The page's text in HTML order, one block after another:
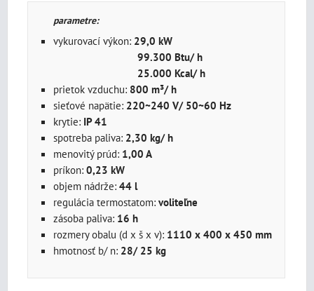
parametre:
vykurovací výkon: 29,0 kW
99.300 Btu/ h
25.000 Kcal/ h
prietok vzduchu: 800 m³/ h
sieťové napätie: 220~240 V/ 50~60 Hz
krytie: IP 41
spotreba paliva: 2,30 kg/ h
menovitý prúd: 1,00 A
príkon: 0,23 kW
objem nádrže: 44 l
regulácia termostatom: voliteľne
zásoba paliva: 16 h
rozmery obalu (d x š x v): 1110 x 400 x 450 mm
hmotnosť b/ n: 28/ 25 kg